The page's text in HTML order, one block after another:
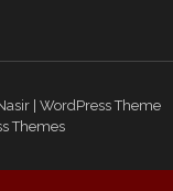
| WordPress Theme
Themes